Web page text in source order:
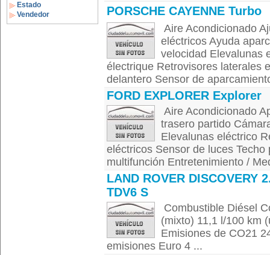
Estado
Vendedor
PORSCHE CAYENNE Turbo
Aire Acondicionado
eléctricos Ayuda
velocidad Elevalunas
électrique Retrovisores laterales
delantero Sensor de
FORD EXPLORER Explorer
Aire Acondicionado
trasero partido
Elevalunas eléctrico
eléctricos Sensor de luces
multifunción Entretenimiento /
LAND ROVER DISCOVERY
TDV6 S
Combustible Diésel
(mixto) 11,1 l/100 km
Emisiones de CO21
emisiones Euro 4 ...